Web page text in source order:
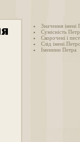
Значення імені
Сумісність
Скорочені і
Слід імені
Іменини Петра